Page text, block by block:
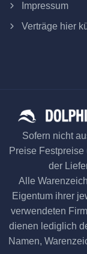
Impressum
Verträge hier
Sofern nicht
Preise
der
Alle
Eigentum ihrer
verwendeten
dienen lediglich
Namen,